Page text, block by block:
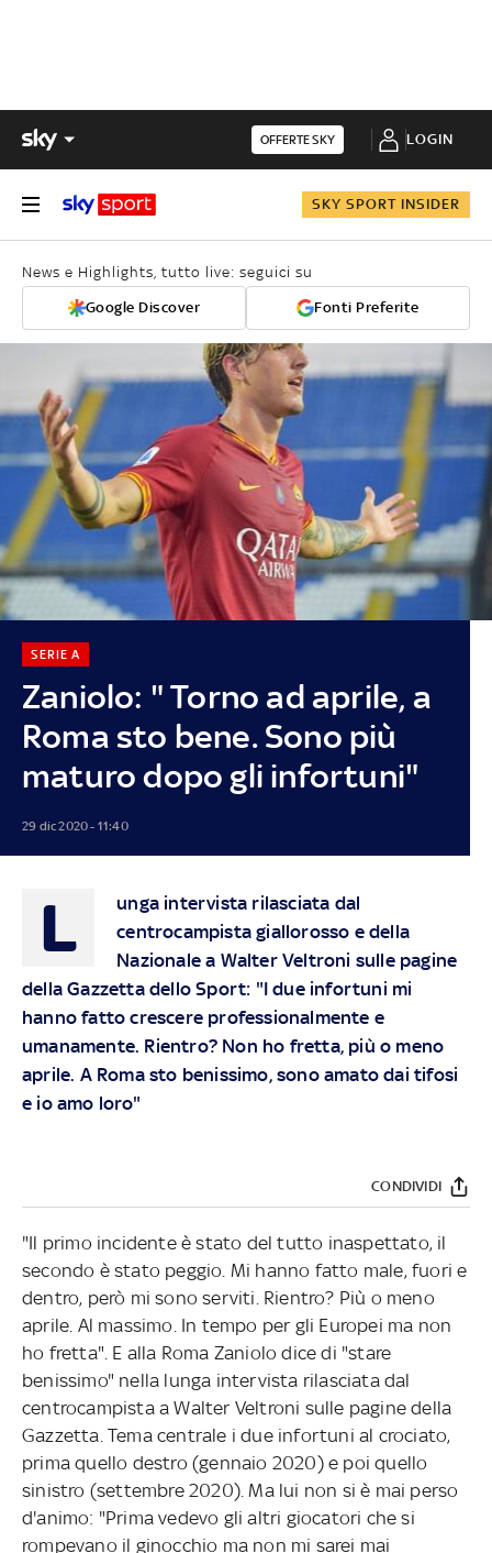
OFFERTE SKY LOGIN
SKY SPORT INSIDER
News e Highlights, tutto live: seguici su
Google Discover Fonti Preferite
Zaniolo: " Torno ad aprile, a
Roma sto bene. Sono più
maturo dopo gli infortuni"
SERIE A
29 dic 2020 - 11:40
L
unga intervista rilasciata dal
centrocampista giallorosso e della
Nazionale a Walter Veltroni sulle pagine
della Gazzetta dello Sport: "I due infortuni mi
hanno fatto crescere professionalmente e
umanamente. Rientro? Non ho fretta, più o meno
aprile. A Roma sto benissimo, sono amato dai tifosi
e io amo loro"
CONDIVIDI
"Il primo incidente è stato del tutto inaspettato, il
secondo è stato peggio. Mi hanno fatto male, fuori e
dentro, però mi sono serviti. Rientro? Più o meno
aprile. Al massimo. In tempo per gli Europei ma non
ho fretta". E alla Roma Zaniolo dice di "stare
benissimo" nella lunga intervista rilasciata dal
centrocampista a Walter Veltroni sulle pagine della
Gazzetta. Tema centrale i due infortuni al crociato,
prima quello destro (gennaio 2020) e poi quello
sinistro (settembre 2020). Ma lui non si è mai perso
d'animo: "Prima vedevo gli altri giocatori che si
rompevano il ginocchio ma non mi sarei mai